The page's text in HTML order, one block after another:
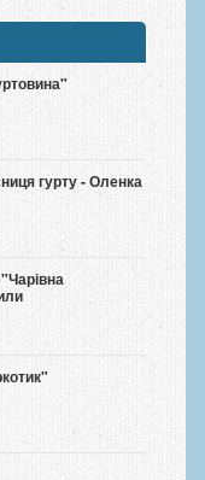
гурту - Оленка